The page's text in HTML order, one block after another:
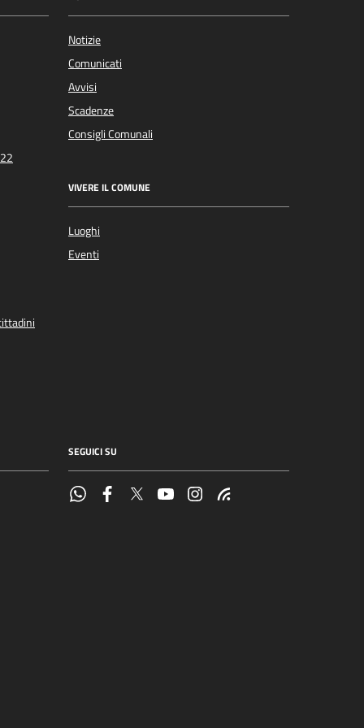
Notizie
Comunicati
Avvisi
Scadenze
Consigli Comunali
VIVERE IL COMUNE
Luoghi
Eventi
SEGUICI SU